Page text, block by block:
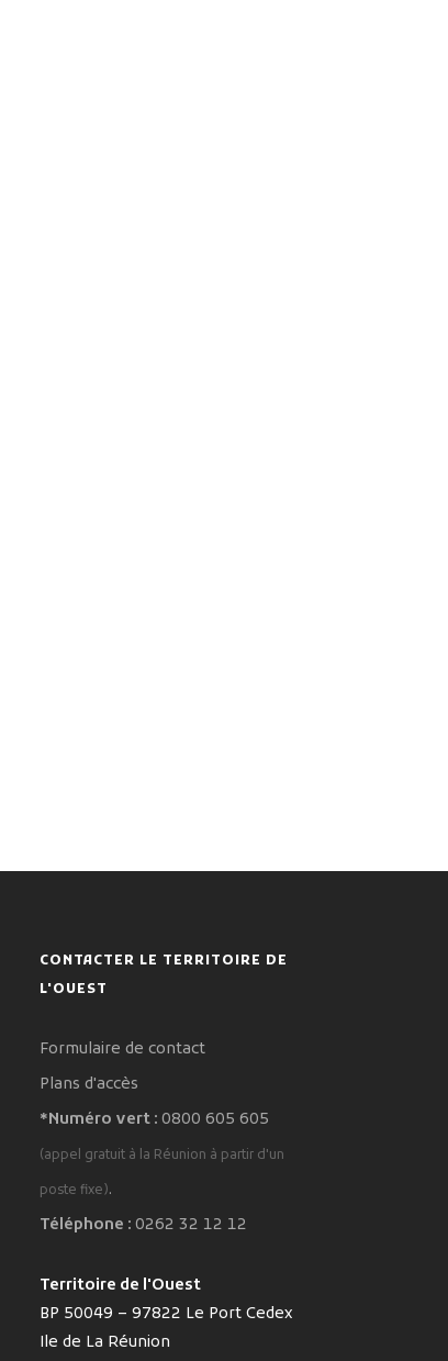
CONTACTER LE TERRITOIRE DE
L'OUEST
Formulaire de contact
Plans d'accès
*Numéro vert : 0800 605 605
(appel gratuit à la Réunion à partir d'un
poste fixe).
Téléphone : 0262 32 12 12
Territoire de l'Ouest
BP 50049 – 97822 Le Port Cedex
Ile de La Réunion